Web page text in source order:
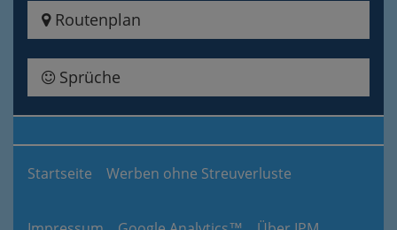
Routenplan
Sprüche
Startseite Werben ohne Streuverluste